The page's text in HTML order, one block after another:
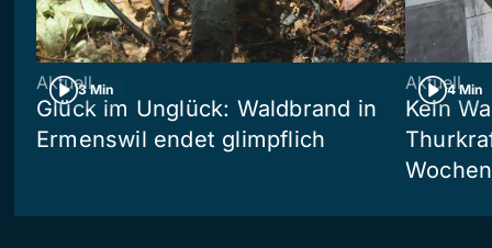
3 Min
Aktuell
Glück im Unglück: Waldbrand in
Ermenswil endet glimpflich
4 Min
Aktuell
Kein